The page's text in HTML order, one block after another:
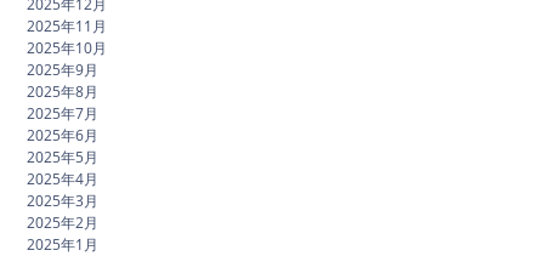
2025年12月
2025年11月
2025年10月
2025年9月
2025年8月
2025年7月
2025年6月
2025年5月
2025年4月
2025年3月
2025年2月
2025年1月